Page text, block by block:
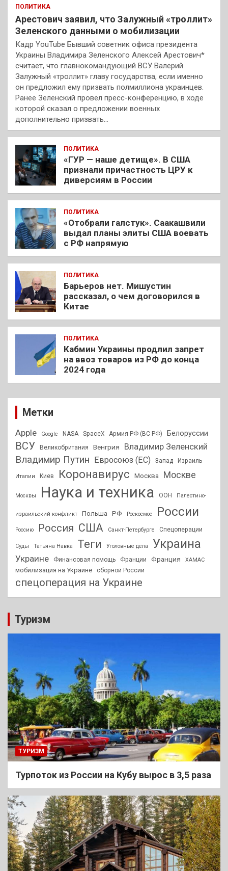
ПОЛИТИКА
Арестович заявил, что Залужный «троллит»
Зеленского данными о мобилизации
Кадр YouTube Бывший советник офиса президента
Украины Владимира Зеленского Алексей Арестович*
считает, что главнокомандующий ВСУ Валерий
Залужный «троллит» главу государства, если именно
он предложил ему призвать полмиллиона украинцев.
Ранее Зеленский провел пресс-конференцию, в ходе
которой сказал о предложении военных
дополнительно призвать…
ПОЛИТИКА
«ГУР — наше детище». В США
признали причастность ЦРУ к
диверсиям в России
ПОЛИТИКА
«Отобрали галстук». Саакашвили
выдал планы элиты США воевать
с РФ напрямую
ПОЛИТИКА
Барьеров нет. Мишустин
рассказал, о чем договорился в
Китае
ПОЛИТИКА
Кабмин Украины продлил запрет
на ввоз товаров из РФ до конца
2024 года
Метки
Apple Google NASA SpaceX Армия РФ (ВС РФ) Белоруссии
ВСУ Великобритания Венгрия Владимир Зеленский
Владимир Путин Евросоюз (ЕС) Запад Израиль
Италии Киев Коронавирус Москва Москве
Москвы Наука и техника ООН Палестино-
израильский конфликт Польша РФ Роскосмос России
Россию Россия США Санкт-Петербурге Спецоперации
Суды Татьяна Навка Теги Уголовные дела Украина
Украине Финансовая помощь Франции Франция ХАМАС
мобилизация на Украине сборной России
спецоперация на Украине
Туризм
ТУРИЗМ
Турпоток из России на Кубу вырос в 3,5 раза